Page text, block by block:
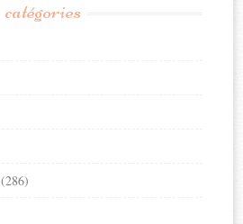
catégories
(286)